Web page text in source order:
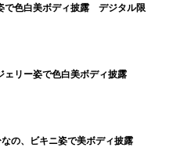
で色白美ボディ披露 デジタル限
ェリー姿で色白美ボディ披露
の、ビキニ姿で美ボディ披露